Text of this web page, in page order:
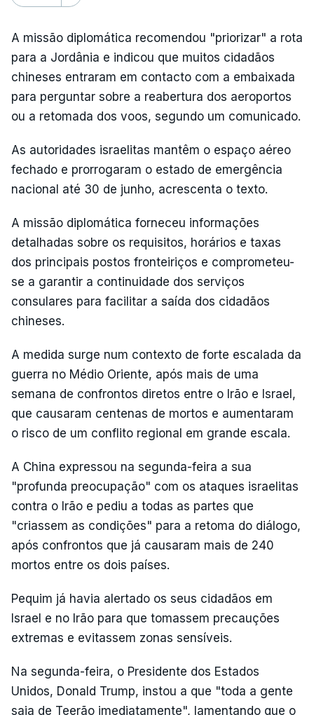
A missão diplomática recomendou "priorizar" a rota
para a Jordânia e indicou que muitos cidadãos
chineses entraram em contacto com a embaixada
para perguntar sobre a reabertura dos aeroportos
ou a retomada dos voos, segundo um comunicado.
As autoridades israelitas mantêm o espaço aéreo
fechado e prorrogaram o estado de emergência
nacional até 30 de junho, acrescenta o texto.
A missão diplomática forneceu informações
detalhadas sobre os requisitos, horários e taxas
dos principais postos fronteiriços e comprometeu-
se a garantir a continuidade dos serviços
consulares para facilitar a saída dos cidadãos
chineses.
A medida surge num contexto de forte escalada da
guerra no Médio Oriente, após mais de uma
semana de confrontos diretos entre o Irão e Israel,
que causaram centenas de mortos e aumentaram
o risco de um conflito regional em grande escala.
A China expressou na segunda-feira a sua
"profunda preocupação" com os ataques israelitas
contra o Irão e pediu a todas as partes que
"criassem as condições" para a retoma do diálogo,
após confrontos que já causaram mais de 240
mortos entre os dois países.
Pequim já havia alertado os seus cidadãos em
Israel e no Irão para que tomassem precauções
extremas e evitassem zonas sensíveis.
Na segunda-feira, o Presidente dos Estados
Unidos, Donald Trump, instou a que "toda a gente
saia de Teerão imediatamente", lamentando que o